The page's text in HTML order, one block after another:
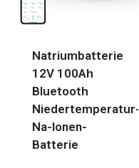
Natriumbatterie
12V 100Ah
Bluetooth
Niedertemperatur-
Na-Ionen-
Batterie